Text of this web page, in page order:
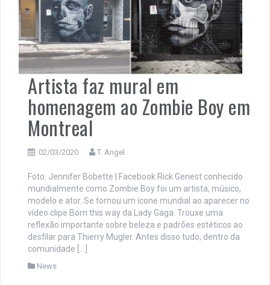
Artista faz mural em
homenagem ao Zombie Boy em
Montreal
02/03/2020 T. Angel
Foto: Jennifer Bobette | Facebook Rick Genest conhecido
mundialmente como Zombie Boy foi um artista, músico,
modelo e ator. Se tornou um ícone mundial ao aparecer no
vídeo clipe Born this way da Lady Gaga. Trouxe uma
reflexão importante sobre beleza e padrões estéticos ao
desfilar para Thierry Mugler. Antes disso tudo, dentro da
comunidade […]
News